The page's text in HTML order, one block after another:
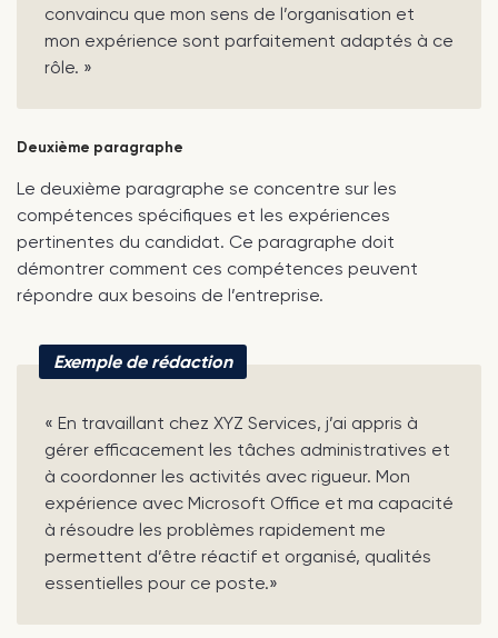
convaincu que mon sens de l’organisation et
mon expérience sont parfaitement adaptés à ce
rôle. »
Deuxième paragraphe
Le deuxième paragraphe se concentre sur les
compétences spécifiques et les expériences
pertinentes du candidat. Ce paragraphe doit
démontrer comment ces compétences peuvent
répondre aux besoins de l’entreprise.
Exemple de rédaction
« En travaillant chez XYZ Services, j’ai appris à
gérer efficacement les tâches administratives et
à coordonner les activités avec rigueur. Mon
expérience avec Microsoft Office et ma capacité
à résoudre les problèmes rapidement me
permettent d’être réactif et organisé, qualités
essentielles pour ce poste.»